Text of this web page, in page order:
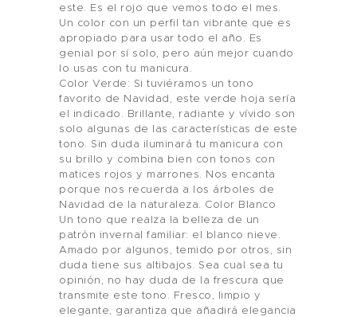
este. Es el rojo que vemos todo el mes.
Un color con un perfil tan vibrante que es
apropiado para usar todo el año. Es
genial por sí solo, pero aún mejor cuando
lo usas con tu manicura.
Color Verde: Si tuviéramos un tono
favorito de Navidad, este verde hoja sería
el indicado. Brillante, radiante y vívido son
solo algunas de las características de este
tono. Sin duda iluminará tu manicura con
su brillo y combina bien con tonos con
matices rojos y marrones. Nos encanta
porque nos recuerda a los árboles de
Navidad de la naturaleza. Color Blanco
Un tono que realza la belleza de un
patrón invernal familiar: el blanco nieve.
Amado por algunos, temido por otros, sin
duda tiene sus altibajos. Sea cual sea tu
opinión, no hay duda de la frescura que
transmite este tono. Fresco, limpio y
elegante, garantiza que añadirá elegancia